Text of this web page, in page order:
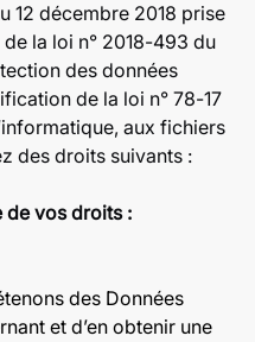
12 décembre 2018 prise
la loi n° 2018-493 du
des données
de la loi n° 78-17
aux fichiers
des droits suivants :
de vos droits :
des Données
et d’en obtenir une